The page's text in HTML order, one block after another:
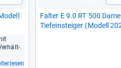
Fal­ter E 9.0 RT 500
Tiefein­stei­ger (Modell